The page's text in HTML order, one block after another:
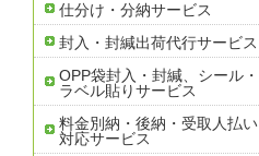
仕分け・分納サービス
封入・封緘出荷代行サービス
OPP袋封入・封緘、シール・
ラベル貼りサービス
料金別納・後納・受取人払い
対応サービス